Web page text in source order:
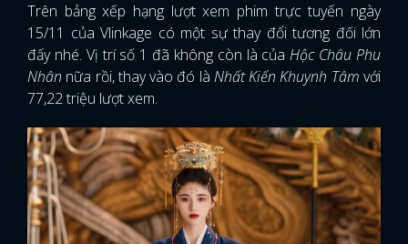
Trên bảng xếp hạng lượt xem phim trực tuyến ngày
15/11 của Vlinkage có một sự thay đổi tương đối lớn
đấy nhé. Vị trí số 1 đã không còn là củaHộc Châu Phu
Nhân nữa rồi, thay vào đó là Nhất Kiến Khuynh Tâm với
77,22 triệu lượt xem.